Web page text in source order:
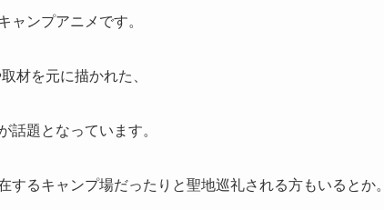
ャンプアニメです。
材を元に描かれた、
話題となっています。
するキャンプ場だったりと聖地巡礼される方もいるとか。